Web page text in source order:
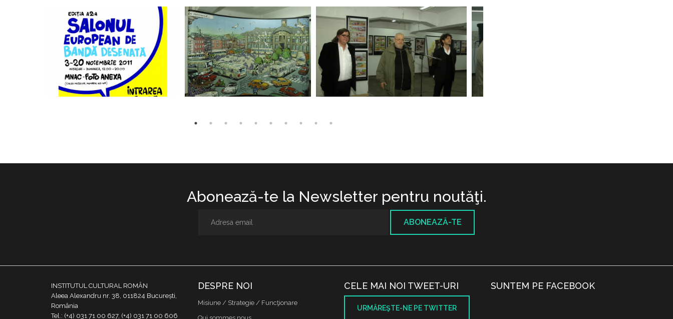
Abonează-te la Newsletter pentru noutăţi.
ABONEAZĂ-TE
INSTITUTUL CULTURAL ROMÂN
Aleea Alexandru nr. 38, 011824 București,
România
Tel.: (+4) 031 71 00 627, (+4) 031 71 00 606
DESPRE NOI
Misiune / Strategie / Funcţionare
CELE MAI NOI TWEET-URI
URMĂREŞTE-NE PE TWITTER
SUNTEM PE FACEBOOK